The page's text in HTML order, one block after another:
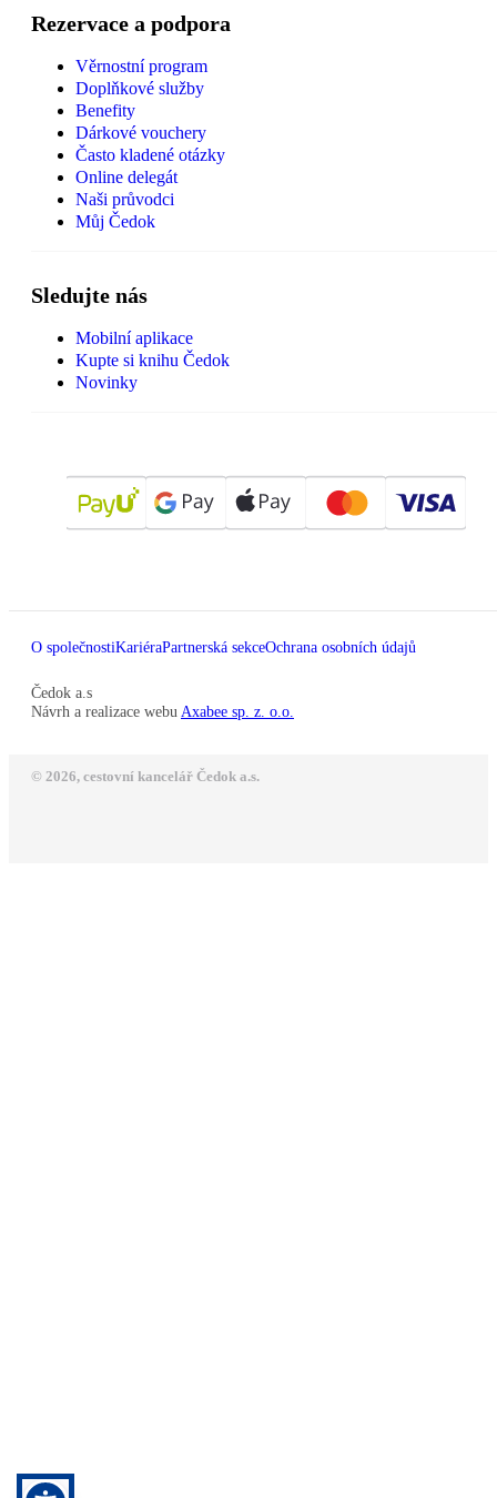
Rezervace a podpora
Věrnostní program
Doplňkové služby
Benefity
Dárkové vouchery
Často kladené otázky
Online delegát
Naši průvodci
Můj Čedok
Sledujte nás
Mobilní aplikace
Kupte si knihu Čedok
Novinky
O společnostiKariéraPartnerská sekceOchrana osobních údajů
Čedok a.s
Návrh a realizace webu Axabee sp. z. o.o.
© 2026, cestovní kancelář Čedok a.s.